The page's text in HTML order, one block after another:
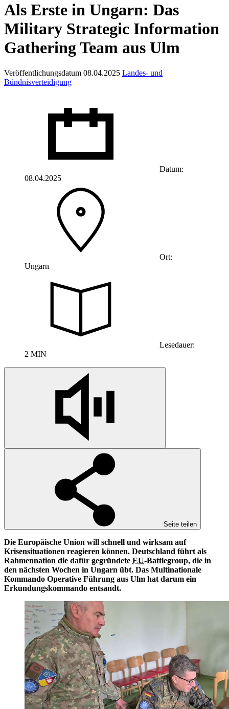
Als Erste in Ungarn: Das
Military Strategic Information
Gathering Team aus Ulm
Veröffentlichungsdatum 08.04.2025 Landes- und
Bündnisverteidigung
Datum:
08.04.2025
Ort:
Ungarn
Lesedauer:
2 MIN
Seite teilen
Die Europäische Union will schnell und wirksam auf
Krisensituationen reagieren können. Deutschland führt als
Rahmennation die dafür gegründete EU-Battlegroup, die in
den nächsten Wochen in Ungarn übt. Das Multinationale
Kommando Operative Führung aus Ulm hat darum ein
Erkundungskommando entsandt.